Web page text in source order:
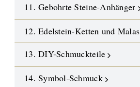
11. Gebohrte Steine-Anhänger
12. Edelstein-Ketten und Malas
13. DIY-Schmuckteile
14. Symbol-Schmuck